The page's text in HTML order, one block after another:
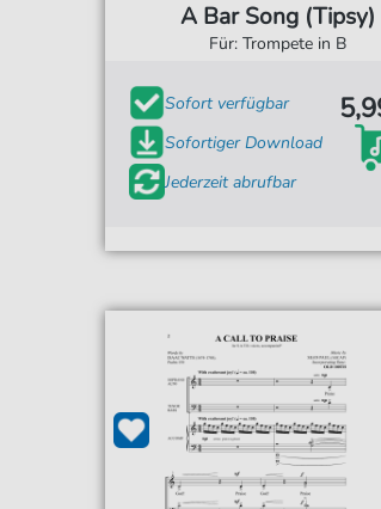
A Bar Song (Tipsy)
Für: Trompete in B
Sofort verfügbar
Sofortiger Download
Jederzeit abrufbar